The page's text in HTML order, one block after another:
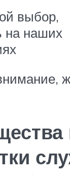
выбор,
на наших